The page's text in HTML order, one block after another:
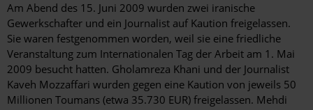
Am Abend des 15. Juni 2009 wurden zwei iranische
Gewerkschafter und ein Journalist auf Kaution freigelassen.
Sie waren festgenommen worden, weil sie eine friedliche
Veranstaltung zum Internationalen Tag der Arbeit am 1. Mai
2009 besucht hatten. Gholamreza Khani und der Journalist
Kaveh Mozzaffari wurden gegen eine Kaution von jeweils 50
Millionen Toumans (etwa 35.730 EUR) freigelassen. Mehdi